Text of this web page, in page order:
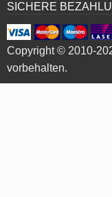
SICHERE
Copyright © 2010-
vorbehalten.